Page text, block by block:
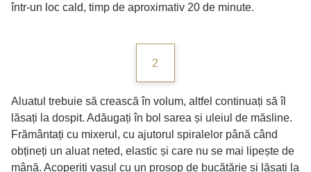
într-un loc cald, timp de aproximativ 20 de minute.
2
Aluatul trebuie să crească în volum, altfel continuați să îl
lăsați la dospit. Adăugați în bol sarea și uleiul de măsline.
Frământați cu mixerul, cu ajutorul spiralelor până când
obțineți un aluat neted, elastic și care nu se mai lipește de
mână. Acoperiți vasul cu un prosop de bucătărie și lăsați la